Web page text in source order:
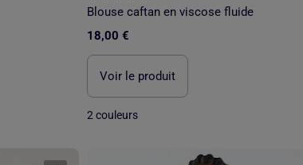
Blouse caftan en viscose fluide
18,00 €
Voir le produit
2 couleurs